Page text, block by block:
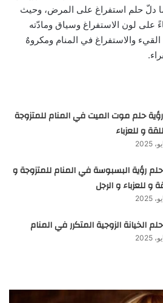
دلّ حلم استفراغ على المرض، وحيث
على لون الاستفراغ وسياق ومادّته
والاستفراغ في المنام ومكروهٌ
حلم موت الميت في المنام للمتزوجة
و للعزباء
رؤية البسبوسة في المنام للمتزوجة و
و للعزباء و الرجل
الخيانة الزوجية المتكرر في المنام